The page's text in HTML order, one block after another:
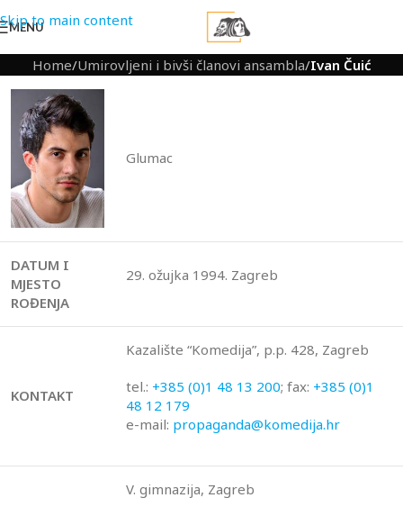
Skip to main content
MENU
Home/Umirovljeni i bivši članovi ansambla/Ivan Čuić
Glumac
DATUM I
MJESTO
ROĐENJA
29. ožujka 1994. Zagreb
KONTAKT
Kazalište “Komedija”, p.p. 428, Zagreb
tel.: +385 (0)1 48 13 200; fax: +385 (0)1
48 12 179
e-mail: propaganda@komedija.hr
V. gimnazija, Zagreb